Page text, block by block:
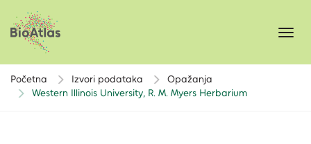
Početna Izvori podataka
Opažanja
Western Illinois University, ​R. M. Myers Herbarium